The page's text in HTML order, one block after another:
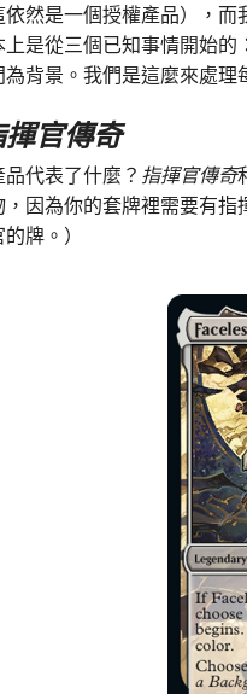
然是一個授權產品），
是從三個已知事情開始的
背景。我們是這麼來處理
揮官傳奇
代表了什麼？ 指揮官傳奇
因為你的套牌裡需要有指
牌。）